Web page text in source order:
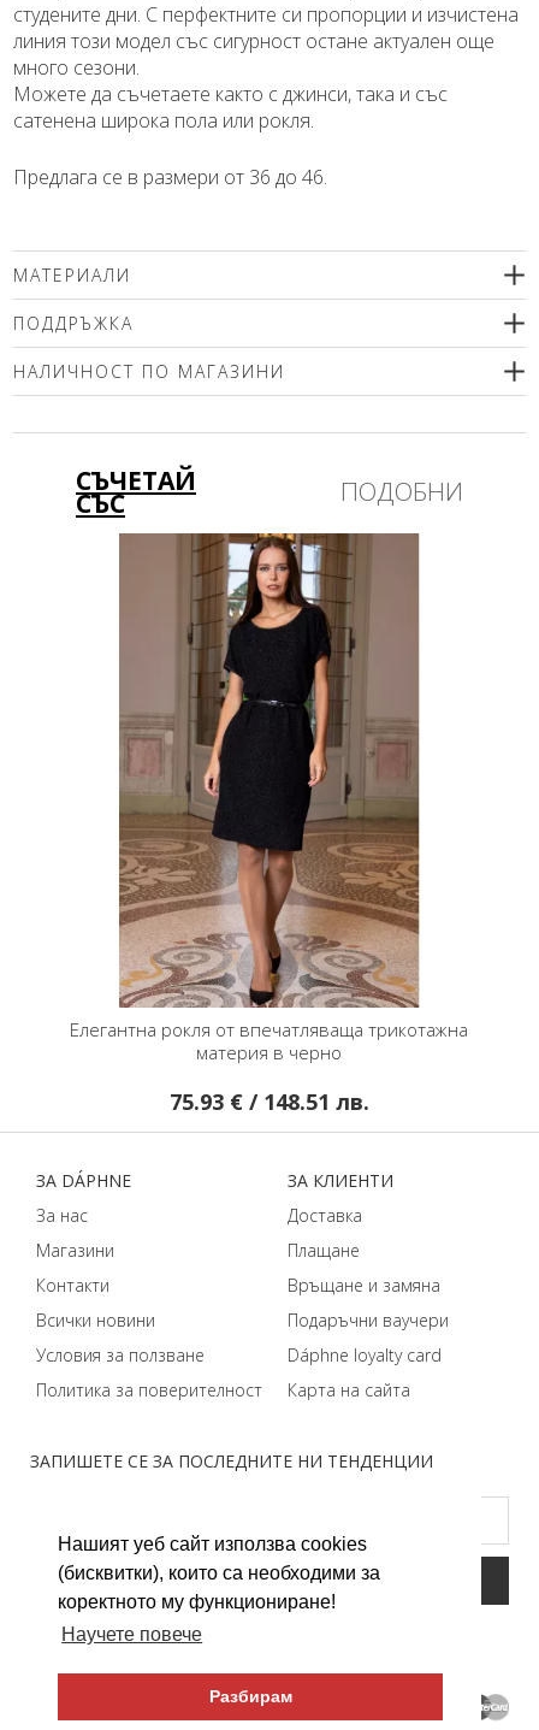
Нашият уеб сайт използва cookies
(бисквитки), които са необходими за
коректното му функциониране!
Научете повече
Разбирам
студените дни. С перфектните си пропорции и изчистена
линия този модел със сигурност остане актуален още
много сезони.
Можете да съчетаете както с джинси, така и със
сатенена широка пола или рокля.
Предлага се в размери от 36 до 46.
МАТЕРИАЛИ
ПОДДРЪЖКА
НАЛИЧНОСТ ПО МАГАЗИНИ
СЪЧЕТАЙ
СЪС ПОДОБНИ
Елегантна рокля от впечатляваща трикотажна
материя в черно
75.93 € / 148.51 лв.
ЗАПИШЕТЕ СЕ ЗА ПОСЛЕДНИТЕ НИ ТЕНДЕНЦИИ
ЗA DÁPHNЕ
За нас
Магазини
Контакти
Всички новини
Условия за ползване
Политика за поверителност
ЗA КЛИЕНТИ
Доставка
Плащане
Връщане и замяна
Подаръчни ваучери
Dáphnе loyalty card
Карта на сайта